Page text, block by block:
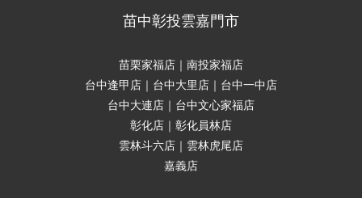
苗中彰投雲嘉門市
苗栗家福店｜南投家福店
台中逢甲店｜台中大里店｜台中一中店
台中大連店｜台中文心家福店
彰化店｜彰化員林店
雲林斗六店｜雲林虎尾店
嘉義店